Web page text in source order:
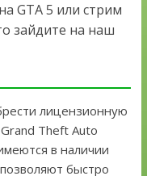
GTA 5 или стрим
зайдите на наш
лицензионную
Theft Auto
в наличии
быстро